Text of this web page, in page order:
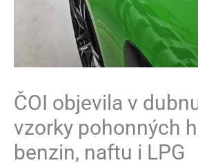
ČOI objevila v
vzorky pohonných
benzin, naftu i LPG